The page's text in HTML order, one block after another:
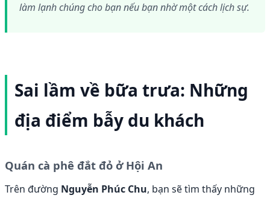
làm lạnh chúng cho bạn nếu bạn nhờ một cách lịch sự.
Sai lầm về bữa trưa: Những
địa điểm bẫy du khách
Quán cà phê đắt đỏ ở Hội An
Trên đường Nguyễn Phúc Chu, bạn sẽ tìm thấy những